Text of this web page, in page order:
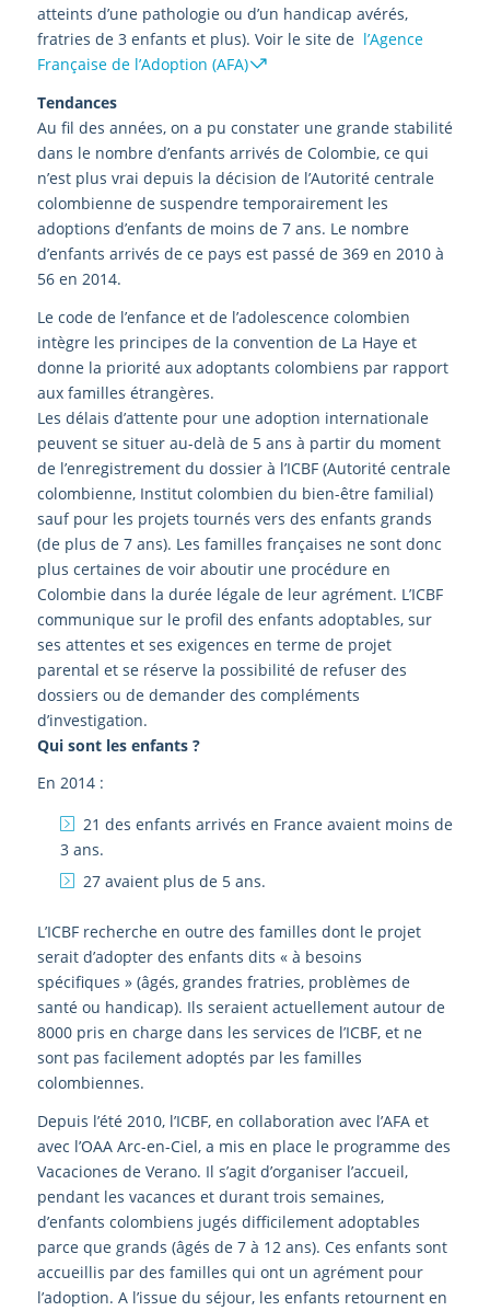
atteints d’une pathologie ou d’un handicap avérés,
fratries de 3 enfants et plus). Voir le site de l’Agence
Française de l’Adoption (AFA)
Tendances
Au fil des années, on a pu constater une grande stabilité
dans le nombre d’enfants arrivés de Colombie, ce qui
n’est plus vrai depuis la décision de l’Autorité centrale
colombienne de suspendre temporairement les
adoptions d’enfants de moins de 7 ans. Le nombre
d’enfants arrivés de ce pays est passé de 369 en 2010 à
56 en 2014.
Le code de l’enfance et de l’adolescence colombien
intègre les principes de la convention de La Haye et
donne la priorité aux adoptants colombiens par rapport
aux familles étrangères.
Les délais d’attente pour une adoption internationale
peuvent se situer au-delà de 5 ans à partir du moment
de l’enregistrement du dossier à l’ICBF (Autorité centrale
colombienne, Institut colombien du bien-être familial)
sauf pour les projets tournés vers des enfants grands
(de plus de 7 ans). Les familles françaises ne sont donc
plus certaines de voir aboutir une procédure en
Colombie dans la durée légale de leur agrément. L’ICBF
communique sur le profil des enfants adoptables, sur
ses attentes et ses exigences en terme de projet
parental et se réserve la possibilité de refuser des
dossiers ou de demander des compléments
d’investigation.
Qui sont les enfants ?
En 2014 :
21 des enfants arrivés en France avaient moins de
3 ans.
27 avaient plus de 5 ans.
L’ICBF recherche en outre des familles dont le projet
serait d’adopter des enfants dits « à besoins
spécifiques » (âgés, grandes fratries, problèmes de
santé ou handicap). Ils seraient actuellement autour de
8000 pris en charge dans les services de l’ICBF, et ne
sont pas facilement adoptés par les familles
colombiennes.
Depuis l’été 2010, l’ICBF, en collaboration avec l’AFA et
avec l’OAA Arc-en-Ciel, a mis en place le programme des
Vacaciones de Verano. Il s’agit d’organiser l’accueil,
pendant les vacances et durant trois semaines,
d’enfants colombiens jugés difficilement adoptables
parce que grands (âgés de 7 à 12 ans). Ces enfants sont
accueillis par des familles qui ont un agrément pour
l’adoption. A l’issue du séjour, les enfants retournent en